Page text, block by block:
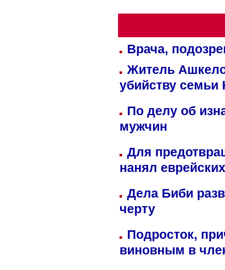
Врача,
Житель
убийству семьи
По делу об
мужчин
Для
нанял
Дела Биби
черту
Подросток,
виновным в